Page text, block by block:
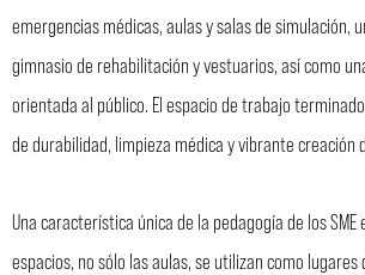
emergencias médicas, aulas y salas de simulación,
gimnasio de rehabilitación y vestuarios, así como
orientada al público. El espacio de trabajo
de durabilidad, limpieza médica y vibrante creación
Una característica única de la pedagogía de los SME
espacios, no sólo las aulas, se utilizan como lugares